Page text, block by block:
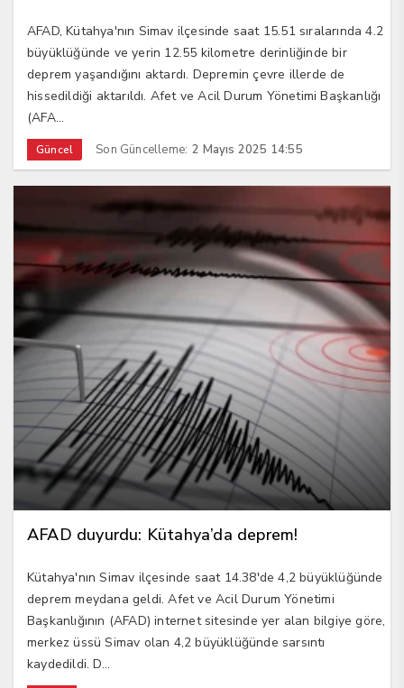
AFAD, Kütahya'nın Simav ilçesinde saat 15.51 sıralarında 4.2
büyüklüğünde ve yerin 12.55 kilometre derinliğinde bir
deprem yaşandığını aktardı. Depremin çevre illerde de
hissedildiği aktarıldı. Afet ve Acil Durum Yönetimi Başkanlığı
(AFA...
Güncel Son Güncelleme: 2 Mayıs 2025 14:55
AFAD duyurdu: Kütahya’da deprem!
Kütahya'nın Simav ilçesinde saat 14.38'de 4,2 büyüklüğünde
deprem meydana geldi. Afet ve Acil Durum Yönetimi
Başkanlığının (AFAD) internet sitesinde yer alan bilgiye göre,
merkez üssü Simav olan 4,2 büyüklüğünde sarsıntı
kaydedildi. D...